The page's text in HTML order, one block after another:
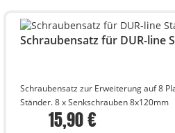
Schraubensatz für DUR-line
Schraubensatz zur Erweiterung auf 8
Ständer. 8 x Senkschrauben 8x120mm
15,90 €